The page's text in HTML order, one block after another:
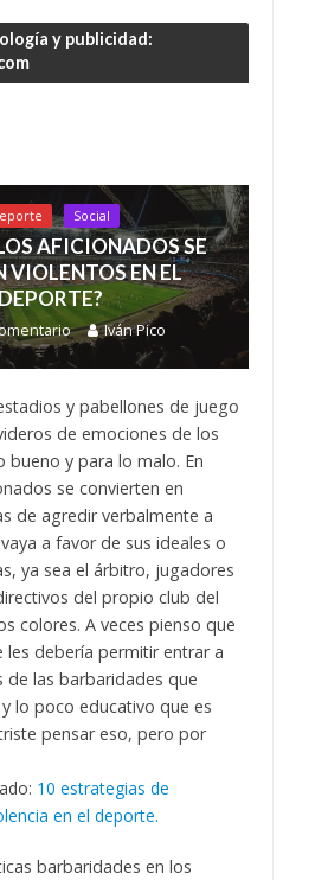
y publicidad:
Social
AFICIONADOS SE
VIOLENTOS EN EL
Iván Pico
y pabellones de juego
de emociones de los
bueno y para lo malo. En
se convierten en
de agredir verbalmente a
a favor de sus ideales o
ya sea el árbitro, jugadores
del propio club del
colores. A veces pienso que
les debería permitir entrar a
de las barbaridades que
lo poco educativo que es
pensar eso, pero por
10 estrategias de
en el deporte.
barbaridades en los